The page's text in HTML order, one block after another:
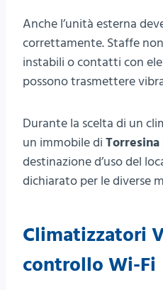
Anche l’unità esterna
correttamente. Staffe
instabili o contatti con
possono trasmettere
Durante la scelta di un
un immobile di Torresina
destinazione d’uso del
dichiarato per le diverse
Climatizzatori
controllo Wi-Fi